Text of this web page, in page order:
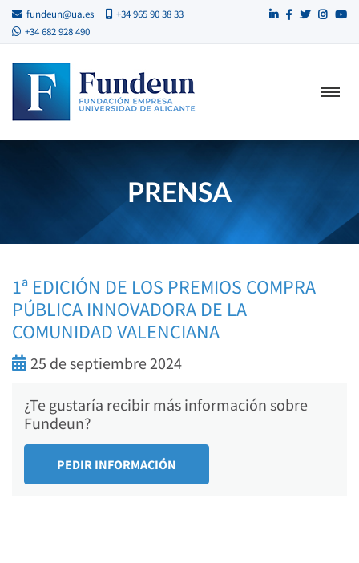
fundeun@ua.es
+34 965 90 38 33
+34 682 928 490
PRENSA
1ª EDICIÓN DE LOS PREMIOS COMPRA
PÚBLICA INNOVADORA DE LA
COMUNIDAD VALENCIANA
25 de septiembre 2024
¿Te gustaría recibir más información sobre
Fundeun?